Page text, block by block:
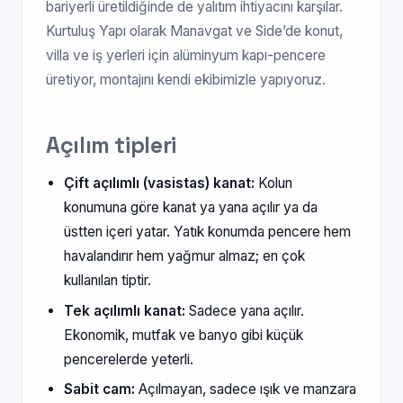
bariyerli üretildiğinde de yalıtım ihtiyacını karşılar.
Kurtuluş Yapı olarak Manavgat ve Side’de konut,
villa ve iş yerleri için alüminyum kapı-pencere
üretiyor, montajını kendi ekibimizle yapıyoruz.
Açılım tipleri
Çift açılımlı (vasistas) kanat: Kolun
konumuna göre kanat ya yana açılır ya da
üstten içeri yatar. Yatık konumda pencere hem
havalandırır hem yağmur almaz; en çok
kullanılan tiptir.
Tek açılımlı kanat: Sadece yana açılır.
Ekonomik, mutfak ve banyo gibi küçük
pencerelerde yeterli.
Sabit cam: Açılmayan, sadece ışık ve manzara